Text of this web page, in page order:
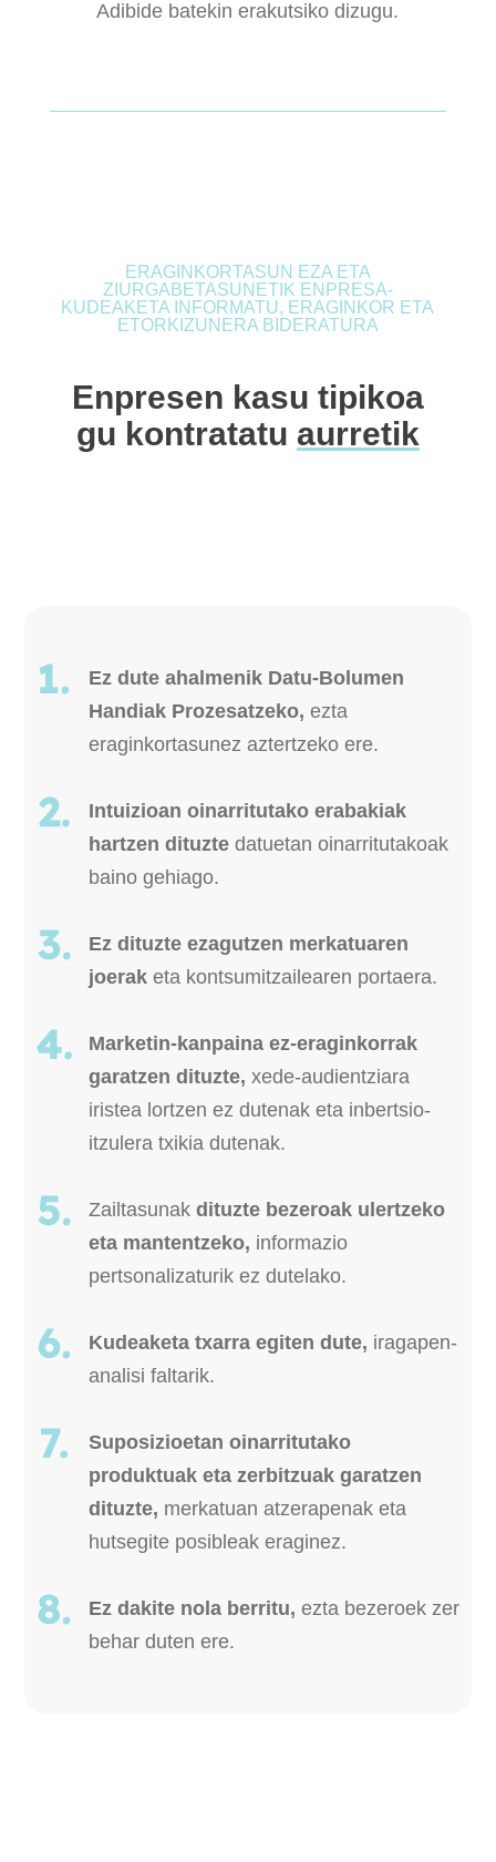
Adibide batekin erakutsiko dizugu.
ERAGINKORTASUN EZA ETA
ZIURGABETASUNETIK ENPRESA-
KUDEAKETA INFORMATU, ERAGINKOR ETA
ETORKIZUNERA BIDERATURA
Enpresen kasu tipikoa
gu kontratatu aurretik
Ez dute ahalmenik Datu-Bolumen
Handiak Prozesatzeko, ezta
eraginkortasunez aztertzeko ere.
Intuizioan oinarritutako erabakiak
hartzen dituztedatuetan oinarritutakoak
baino gehiago.
Ez dituzte ezagutzen merkatuaren
joeraketa kontsumitzailearen portaera.
Marketin-kanpaina ez-eraginkorrak
garatzen dituzte, xede-audientziara
iristea lortzen ez dutenak eta inbertsio-
itzulera txikia dutenak.
Zailtasunak dituzte bezeroak ulertzeko
eta mantentzeko, informazio
pertsonalizaturik ez dutelako.
Kudeaketa txarra egiten dute, iragapen-
analisi faltarik.
Suposizioetan oinarritutako
produktuak eta zerbitzuak garatzen
dituzte, merkatuan atzerapenak eta
hutsegite posibleak eraginez.
Ez dakite nola berritu, ezta bezeroek zer
behar duten ere.